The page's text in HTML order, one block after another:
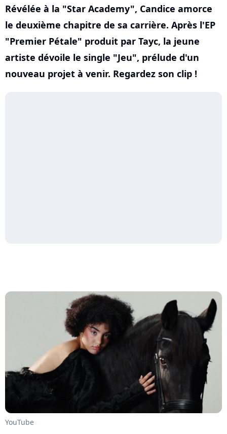
Révélée à la "Star Academy", Candice amorce
le deuxième chapitre de sa carrière. Après l'EP
"Premier Pétale" produit par Tayc, la jeune
artiste dévoile le single "Jeu", prélude d'un
nouveau projet à venir. Regardez son clip !
YouTube